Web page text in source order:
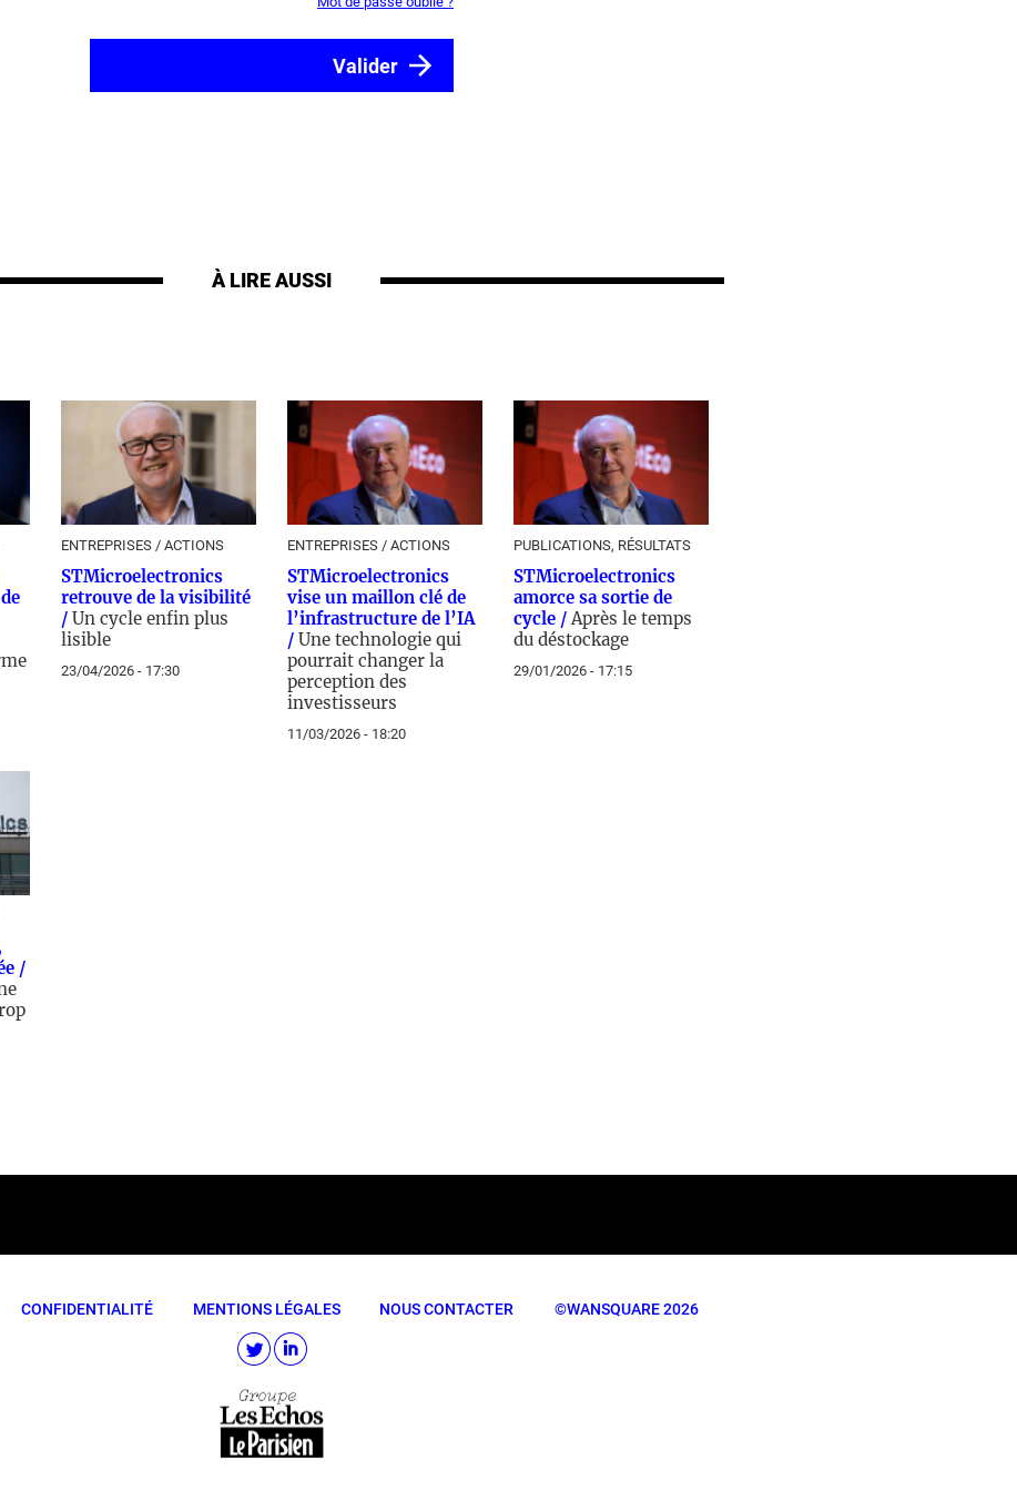
À LIRE AUSSI
ENTREPRISES / ACTIONS
STMicroelectronics
retrouve de la visibilité
/ Un cycle enfin plus
lisible
23/04/2026 - 17:30
ENTREPRISES / ACTIONS
STMicroelectronics
vise un maillon clé de
l’infrastructure de l’IA
/ Une technologie qui
pourrait changer la
perception des
investisseurs
11/03/2026 - 18:20
PUBLICATIONS, RÉSULTATS
STMicroelectronics
amorce sa sortie de
cycle /Après le temps
du déstockage
29/01/2026 - 17:15
/
CONFIDENTIALITÉ MENTIONS LÉGALES NOUS CONTACTER ©WANSQUARE 2026